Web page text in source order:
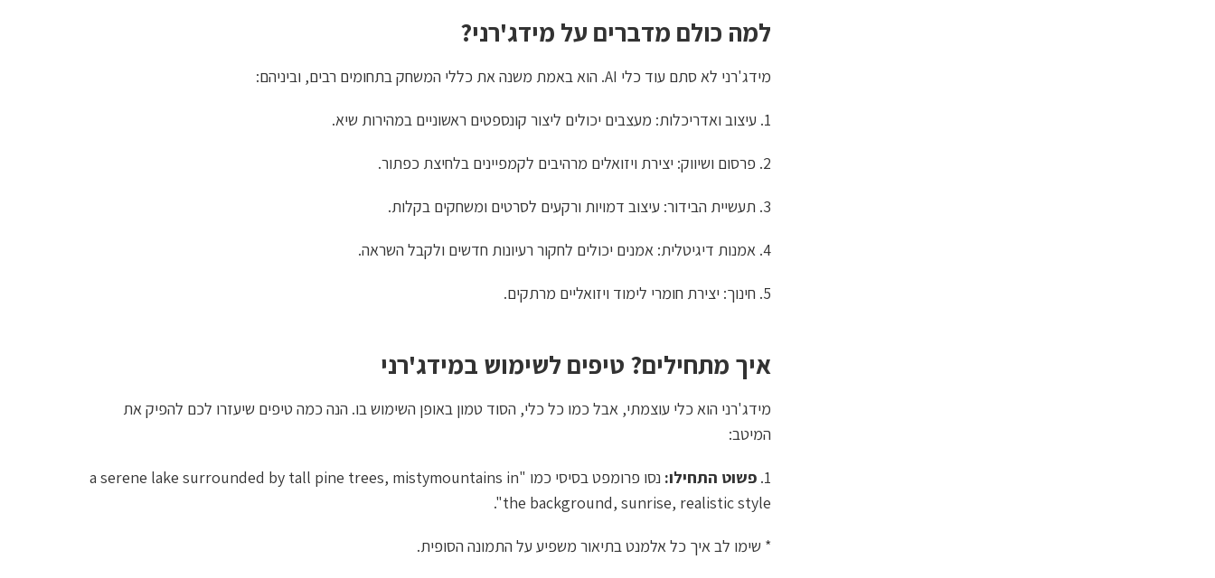
למה כולם מדברים על מידג'רני?
מידג'רני לא סתם עוד כלי AI. הוא באמת משנה את כללי המשחק בתחומים רבים, וביניהם:
1. עיצוב ואדריכלות: מעצבים יכולים ליצור קונספטים ראשוניים במהירות שיא.
2. פרסום ושיווק: יצירת ויזואלים מרהיבים לקמפיינים בלחיצת כפתור.
3. תעשיית הבידור: עיצוב דמויות ורקעים לסרטים ומשחקים בקלות.
4. אמנות דיגיטלית: אמנים יכולים לחקור רעיונות חדשים ולקבל השראה.
5. חינוך: יצירת חומרי לימוד ויזואליים מרתקים.
איך מתחילים? טיפים לשימוש במידג'רני
מידג'רני הוא כלי עוצמתי, אבל כמו כל כלי, הסוד טמון באופן השימוש בו. הנה כמה טיפים שיעזרו לכם להפיק את
המיטב:
1. פשוט התחילו:
נסו פרומפט בסיסי כמו "a serene lake surrounded by tall pine trees, mistymountains in
the background, sunrise, realistic style".
* שימו לב איך כל אלמנט בתיאור משפיע על התמונה הסופית.